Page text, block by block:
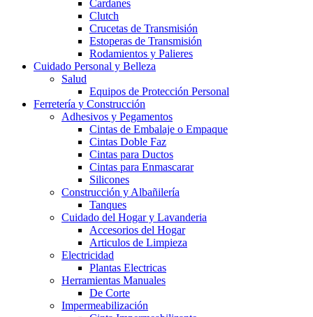
Cardanes
Clutch
Crucetas de Transmisión
Estoperas de Transmisión
Rodamientos y Palieres
Cuidado Personal y Belleza
Salud
Equipos de Protección Personal
Ferretería y Construcción
Adhesivos y Pegamentos
Cintas de Embalaje o Empaque
Cintas Doble Faz
Cintas para Ductos
Cintas para Enmascarar
Silicones
Construcción y Albañilería
Tanques
Cuidado del Hogar y Lavanderia
Accesorios del Hogar
Articulos de Limpieza
Electricidad
Plantas Electricas
Herramientas Manuales
De Corte
Impermeabilización